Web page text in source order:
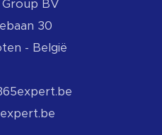
BV
30
- België